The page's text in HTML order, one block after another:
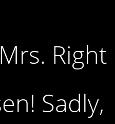
Right
Sadly,